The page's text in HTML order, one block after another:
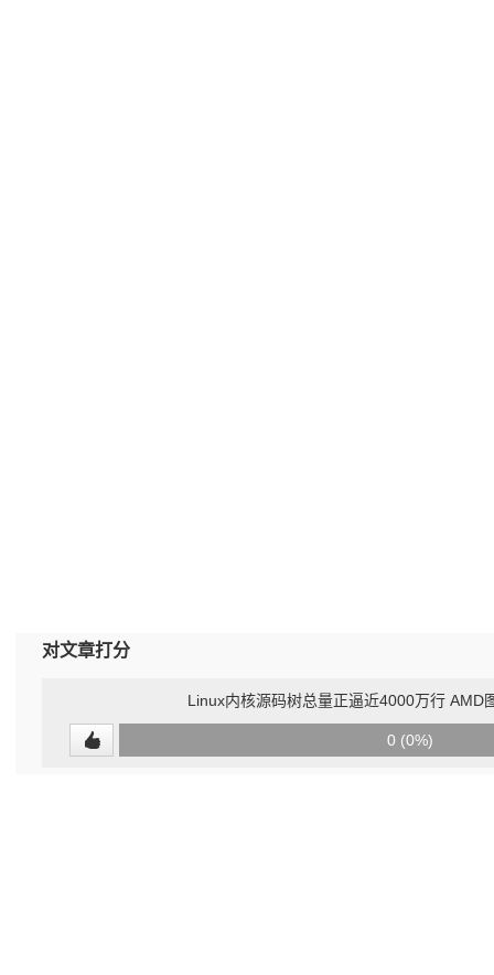
对文章打分
Linux内核源码树总量正逼近4000万行 AMD
0 (0%)